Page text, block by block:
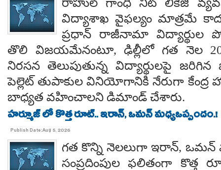
రాహుల్ గాంధీ నీట్ లీకేజీ
విద్యాశాఖ వైఫల్యం మాత్రమే
ప్రధాన్ రాజీనామా విద్యార్థుల
తొలి విజయమేనంటూ, ఢిల్లీలో గత నెల
నిరసన తెలుపుతున్న విద్యార్థులపై
పెల్లెట్ తుపాకుల వినియోగానికి నేరుగా
బాధ్యత వహించాలని డిమాండ్ చేశారు.
హర్మూజ్ లో కొత్త రూట్.. ఇరాన్, ఒమన్ మధ్యఒప్పందం.!
Publish Date:Aug 5, 2026
గత కొన్ని నెలలుగా ఇరాన్, ఒమన్
సంప్రదింపుల ఫలితంగా కొత్త